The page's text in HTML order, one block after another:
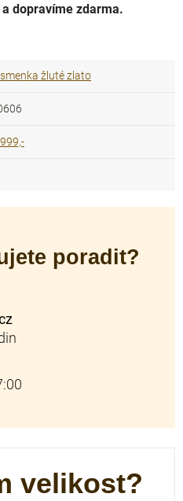
dopravíme zdarma.
žluté zlato
poradit?
velikost?